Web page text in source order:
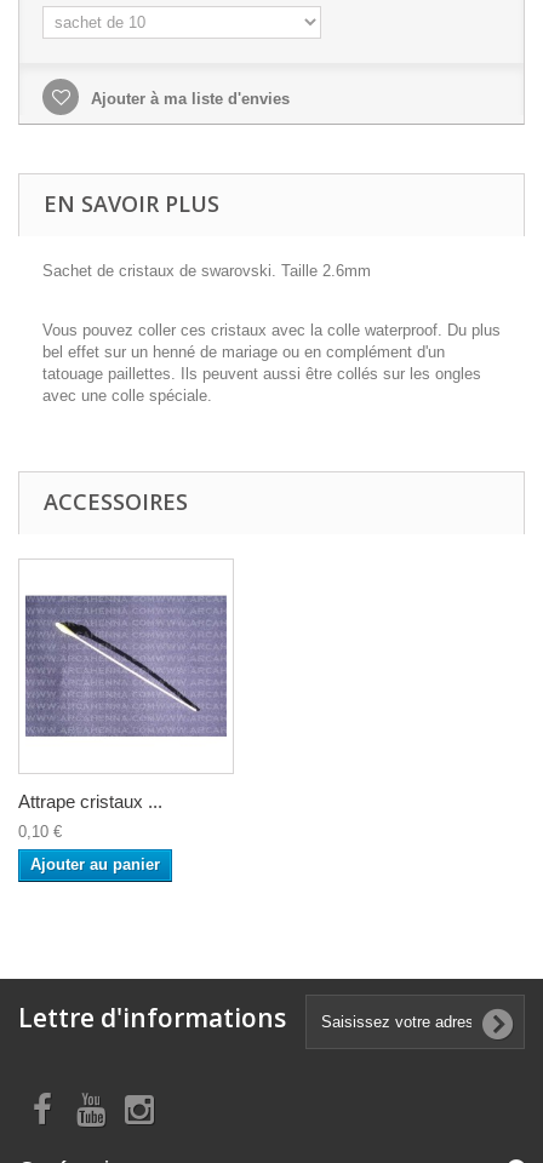
Ajouter à ma liste d'envies
EN SAVOIR PLUS
Sachet de cristaux de swarovski. Taille 2.6mm
Vous pouvez coller ces cristaux avec la colle waterproof. Du plus
bel effet sur un henné de mariage ou en complément d'un
tatouage paillettes. Ils peuvent aussi être collés sur les ongles
avec une colle spéciale.
ACCESSOIRES
Attrape cristaux ...
0,10 €
Ajouter au panier
Lettre d'informations